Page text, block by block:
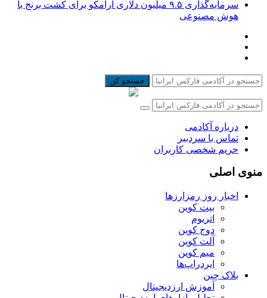
سرمایه‌گذاری ۹.۵ میلیون دلاری آرامکو برای کشت برنج با
هوش مصنوعی
جستجو کن
درباره آکادمی
تماس با سردبیر
حریم شخصی کاربران
منوی اصلی
اخبار روز رمزارزها
بیت کوین
اتریوم
دوج کوین
آلت کوین
میم کوین‌
ایردراپ‌ها
بلاک چین
آموزش ارزدیجیتال